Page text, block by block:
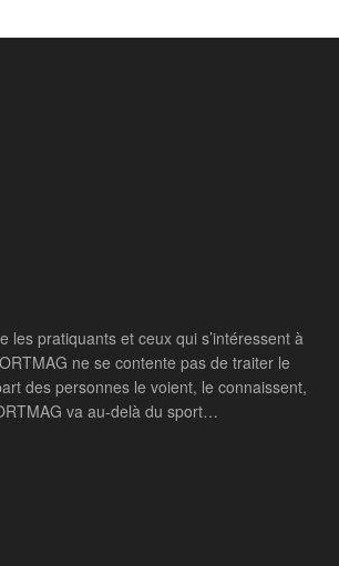
les pratiquants et ceux qui s’intéressent à
ne se contente pas de traiter le
des personnes le voient, le connaissent,
va au-delà du sport…